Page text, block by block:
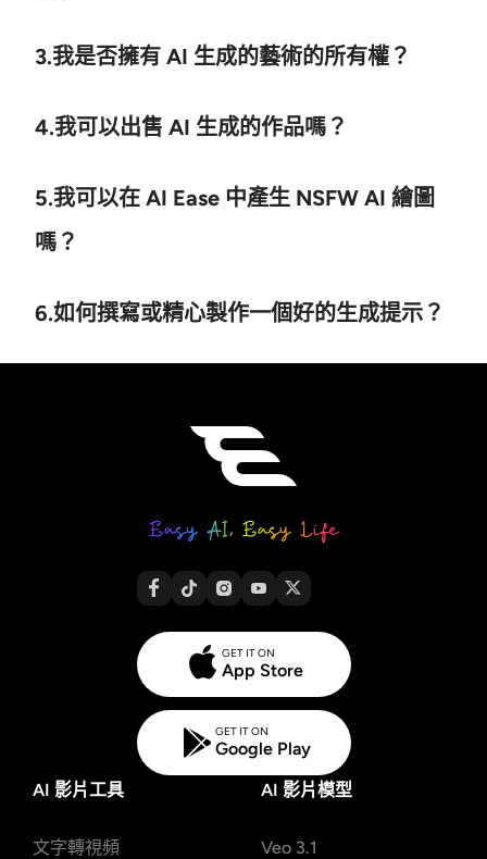
3.我是否擁有 AI 生成的藝術的所有權？
4.我可以出售 AI 生成的作品嗎？
5.我可以在 AI Ease 中產生 NSFW AI 繪圖
嗎？
6.如何撰寫或精心製作一個好的生成提示？
GET IT ON
App Store
GET IT ON
Google Play
AI 影片工具
文字轉視頻
AI 影片模型
Veo 3.1